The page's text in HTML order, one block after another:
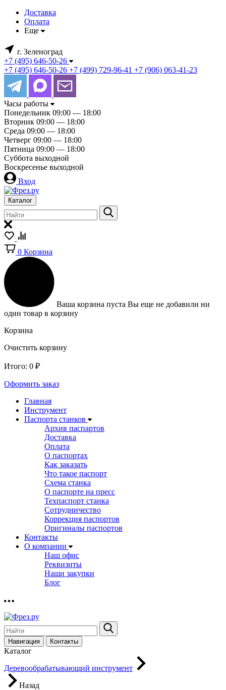
Доставка
Оплата
Еще
г. Зеленоград
+7 (495) 646-50-26
+7 (495) 646-50-26 +7 (499) 729-96-41 +7 (906) 063-41-23
Часы работы
Понедельник 09:00 — 18:00
Вторник 09:00 — 18:00
Среда 09:00 — 18:00
Четверг 09:00 — 18:00
Пятница 09:00 — 18:00
Суббота выходной
Воскресенье выходной
Вход
Каталог
0 Корзина
Ваша корзина пуста Вы еще не добавили ни
один товар в корзину
Корзина
Очистить корзину
Итого: 0 ₽
Оформить заказ
Главная
Инструмент
Паспорта станков
Архив паспартов
Доставка
Оплата
О паспортах
Как заказать
Что такое паспорт
Схема станка
О паспорте на пресс
Техпаспорт станка
Сотрудничество
Коррекция паспортов
Оригиналы паспортов
Контакты
О компании
Наш офис
Реквизиты
Наши закупки
Блог
Навигация Контакты
Каталог
Деревообрабатывающий инструмент
Назад